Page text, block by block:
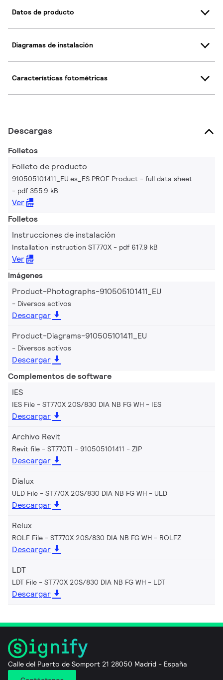
Datos de producto
Diagramas de instalación
Características fotométricas
Descargas
Folletos
Folleto de producto
910505101411_EU.es_ES.PROF Product - full data sheet
pdf 355.9 kB
Ver
Folletos
Instrucciones de instalación
Installation instruction ST770X pdf 617.9 kB
Ver
Imágenes
Product-Photographs-910505101411_EU
Diversos activos
Descargar
Product-Diagrams-910505101411_EU
Diversos activos
Descargar
Complementos de software
IES
IES File - ST770X 20S/830 DIA NB FG WH IES
Descargar
Archivo Revit
Revit file - ST770TI - 910505101411 ZIP
Descargar
Dialux
ULD File - ST770X 20S/830 DIA NB FG WH ULD
Descargar
Relux
ROLF File - ST770X 20S/830 DIA NB FG WH ROLFZ
Descargar
LDT
LDT File - ST770X 20S/830 DIA NB FG WH LDT
Descargar
Calle del Puerto de Somport 21 28050 Madrid - España